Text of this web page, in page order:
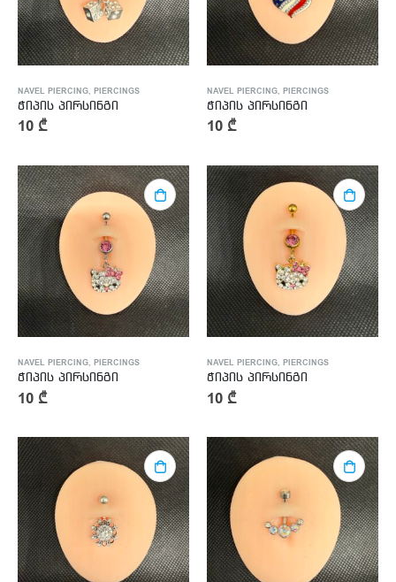
NAVEL PIERCING, PIERCINGS
ჭიპის პირსინგი
10 ₾
NAVEL PIERCING, PIERCINGS
ჭიპის პირსინგი
10 ₾
NAVEL PIERCING, PIERCINGS
ჭიპის პირსინგი
10 ₾
NAVEL PIERCING, PIERCINGS
ჭიპის პირსინგი
10 ₾